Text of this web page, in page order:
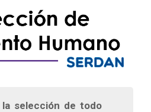
la selección de todo